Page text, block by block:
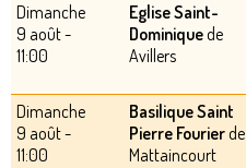
Dimanche
9 août -
11:00
Eglise Saint-
Dominiquede
Avillers
Dimanche
9 août -
11:00
Basilique Saint
Pierre Fourierde
Mattaincourt